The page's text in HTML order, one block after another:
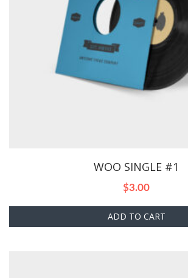
WOO SINGLE #1
$3.00
ADD TO CART